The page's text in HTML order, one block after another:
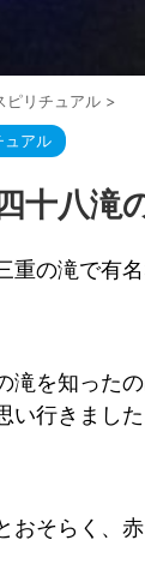
ピリチュアル >
ュアル
十八滝
重の滝で有
滝を知った
い行きました
おそらく、